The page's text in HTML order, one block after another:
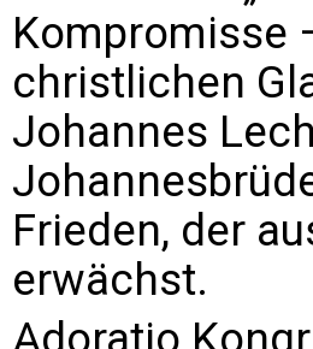
Kompromisse
christlichen
Johannes
Frieden, der
erwächst.